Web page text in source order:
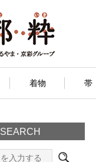
着物 帯
SEARCH